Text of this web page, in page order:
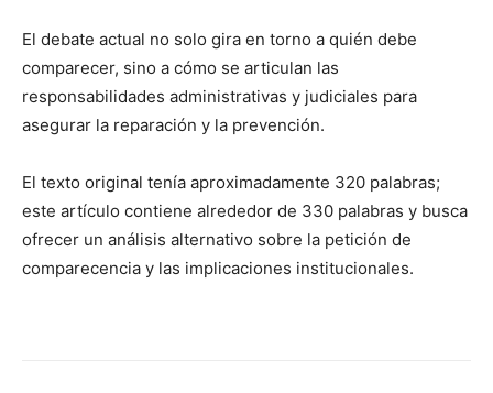
El debate actual no solo gira en torno a quién debe
comparecer, sino a cómo se articulan las
responsabilidades administrativas y judiciales para
asegurar la reparación y la prevención.
El texto original tenía aproximadamente 320 palabras;
este artículo contiene alrededor de 330 palabras y busca
ofrecer un análisis alternativo sobre la petición de
comparecencia y las implicaciones institucionales.